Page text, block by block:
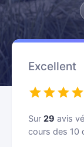
Excellent
Sur 29 avis
cours des 10